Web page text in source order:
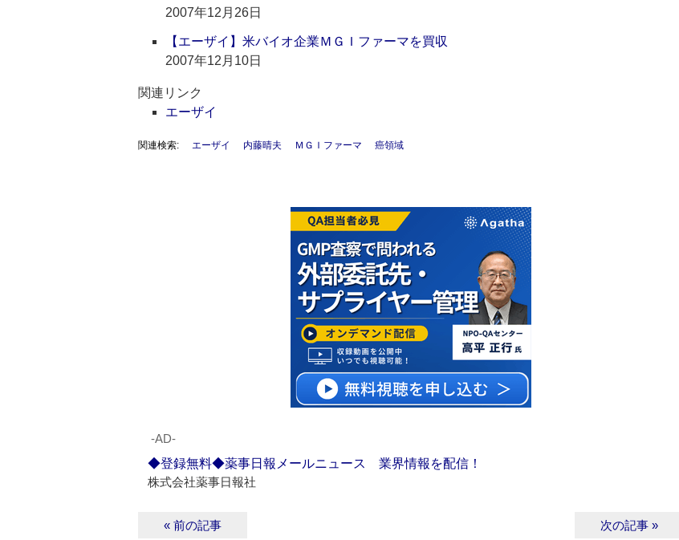
2007年12月26日
【エーザイ】米バイオ企業ＭＧＩファーマを買収
2007年12月10日
関連リンク
エーザイ
関連検索: エーザイ 内藤晴夫 ＭＧＩファーマ 癌領域
‐AD‐
◆登録無料◆薬事日報メールニュース 業界情報を配信！
株式会社薬事日報社
« 前の記事 次の記事 »